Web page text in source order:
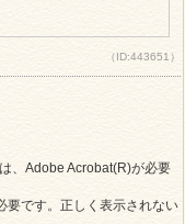
（ID:443651）
、Adobe Acrobat(R)が必要
要です。正しく表示されない